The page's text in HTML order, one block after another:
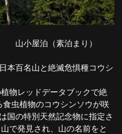
小屋泊（素泊まり）
本百名山と絶滅危惧種コウシ
物レッドデータブックで絶
虫植物のコウシンソウが咲
国の特別天然記念物に指定さ
で発見され、山の名前をと